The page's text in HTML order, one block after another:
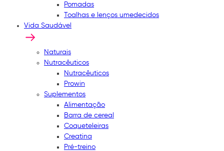
Pomadas
Toalhas e lenços umedecidos
Vida Saudável
Naturais
Nutracêuticos
Nutracêuticos
Prowin
Suplementos
Alimentação
Barra de cereal
Coqueteleiras
Creatina
Pré-treino